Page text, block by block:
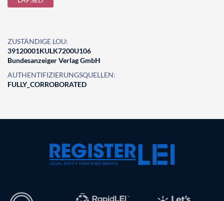
ZUSTÄNDIGE LOU:
39120001KULK7200U106
Bundesanzeiger Verlag GmbH
AUTHENTIFIZIERUNGSQUELLEN:
FULLY_CORROBORATED